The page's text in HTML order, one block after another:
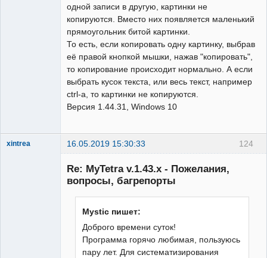
одной записи в другую, картинки не
копируются. Вместо них появляется маленький
прямоугольник битой картинки.
То есть, если копировать одну картинку, выбрав
её правой кнопкой мышки, нажав "копировать",
то копирование происходит нормально. А если
выбрать кусок текста, или весь текст, например
ctrl-a, то картинки не копируются.
Версия 1.44.31, Windows 10
124
xintrea 16.05.2019 15:30:33
Re: MyTetra v.1.43.x - Пожелания,
вопросы, багрепорты
Mystic пишет:
Доброго времени суток!
Программа горячо любимая, пользуюсь
пару лет. Для систематизирования